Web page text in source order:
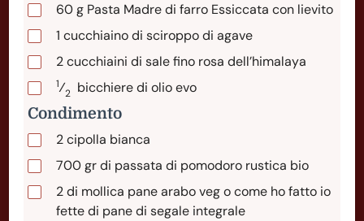
60g Pasta Madre di farro Essiccata con lievito
1 cucchiainodi sciroppo di agave
2cucchiaini di sale fino rosa dell’himalaya
1⁄2 bicchieredi olio evo
Condimento
2cipolla bianca
700grdi passata di pomodoro rustica bio
2di mollica pane arabo veg o come ho fatto io
fette di pane di segale integrale